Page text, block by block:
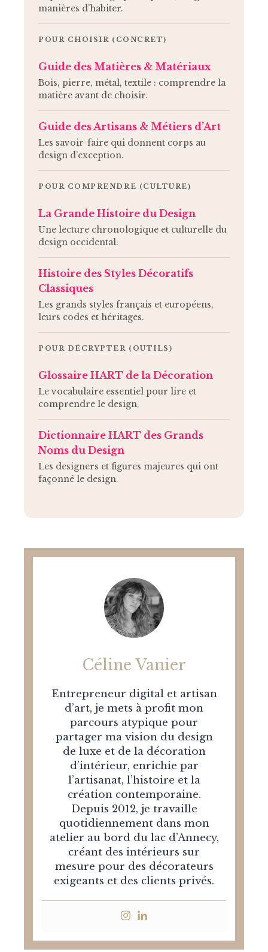
manières d’habiter.
POUR CHOISIR (CONCRET)
Guide des Matières & Matériaux
Bois, pierre, métal, textile : comprendre la
matière avant de choisir.
Guide des Artisans & Métiers d’Art
Les savoir-faire qui donnent corps au
design d’exception.
POUR COMPRENDRE (CULTURE)
La Grande Histoire du Design
Une lecture chronologique et culturelle du
design occidental.
Histoire des Styles Décoratifs
Classiques
Les grands styles français et européens,
leurs codes et héritages.
POUR DÉCRYPTER (OUTILS)
Glossaire HART de la Décoration
Le vocabulaire essentiel pour lire et
comprendre le design.
Dictionnaire HART des Grands
Noms du Design
Les designers et figures majeures qui ont
façonné le design.
Céline Vanier
Entrepreneur digital et artisan
d’art, je mets à profit mon
parcours atypique pour
partager ma vision du design
de luxe et de la décoration
d’intérieur, enrichie par
l’artisanat, l’histoire et la
création contemporaine.
Depuis 2012, je travaille
quotidiennement dans mon
atelier au bord du lac d’Annecy,
créant des intérieurs sur
mesure pour des décorateurs
exigeants et des clients privés.